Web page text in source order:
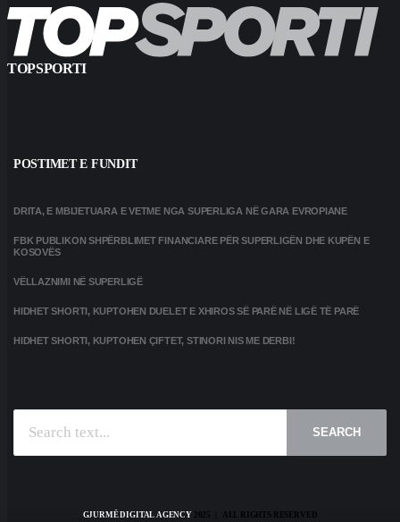
TOPSPORTI
POSTIMET E FUNDIT
DRITA, E MBIJETUARA E VETME NGA SUPERLIGA NË GARA EVROPIANE
FBK PUBLIKON SHPËRBLIMET FINANCIARE PËR SUPERLIGËN DHE KUPËN E
KOSOVËS
VËLLAZNIMI NË SUPERLIGË
HIDHET SHORTI, KUPTOHEN DUELET E XHIROS SË PARË NË LIGË TË PARË
HIDHET SHORTI, KUPTOHEN ÇIFTET, STINORI NIS ME DERBI!
SEARCH
GJURMË DIGITAL AGENCY2025 | ALL RIGHTS RESERVED